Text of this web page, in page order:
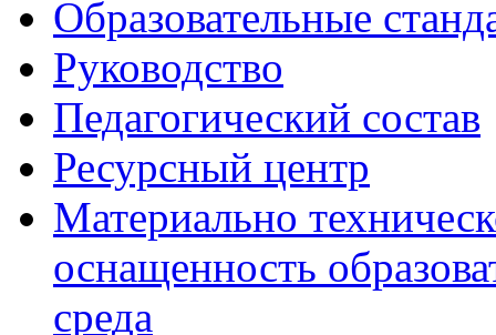
Образовательные
Руководство
Педагогический состав
Ресурсный центр
Материально
оснащенность
среда